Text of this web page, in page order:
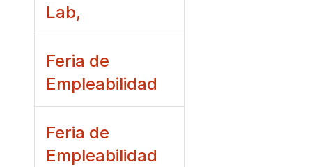
Lab,
Feria de
Empleabilidad
Feria de
Empleabilidad